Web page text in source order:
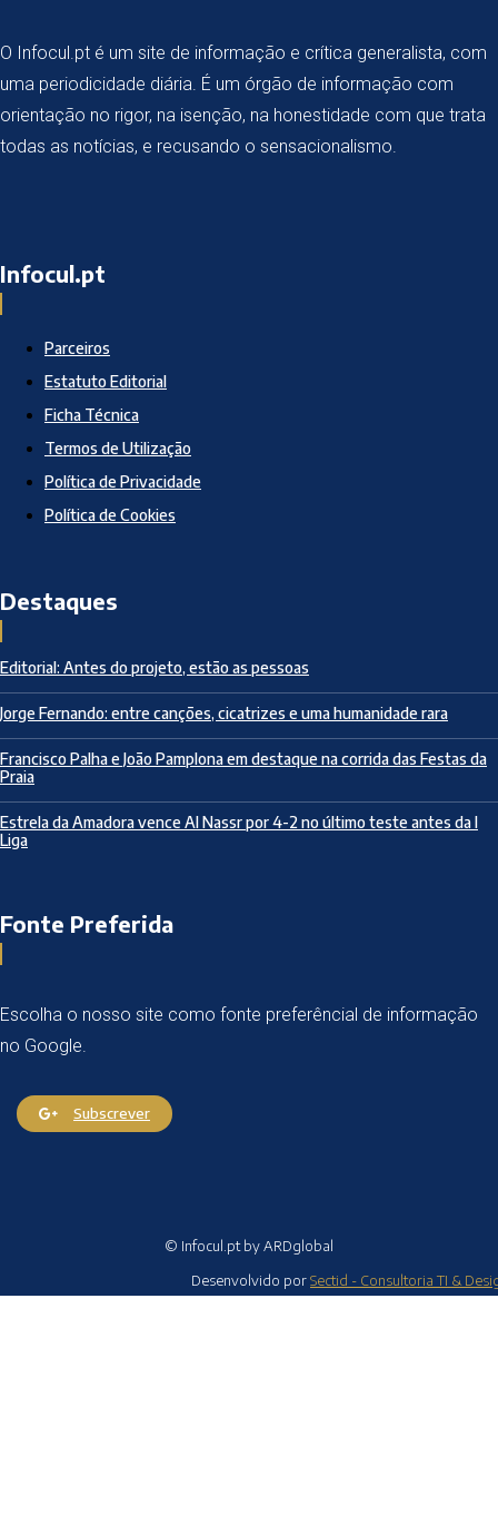
O Infocul.pt é um site de informação e crítica generalista, com
uma periodicidade diária. É um órgão de informação com
orientação no rigor, na isenção, na honestidade com que trata
todas as notícias, e recusando o sensacionalismo.
Infocul.pt
Parceiros
Estatuto Editorial
Ficha Técnica
Termos de Utilização
Política de Privacidade
Política de Cookies
Destaques
Editorial: Antes do projeto, estão as pessoas
Jorge Fernando: entre canções, cicatrizes e uma humanidade rara
Francisco Palha e João Pamplona em destaque na corrida das Festas da
Praia
Estrela da Amadora vence Al Nassr por 4-2 no último teste antes da I
Liga
Fonte Preferida
Escolha o nosso site como fonte preferêncial de informação
no Google.
Subscrever
© Infocul.pt by ARDglobal
Desenvolvido porSectid - Consultoria TI &